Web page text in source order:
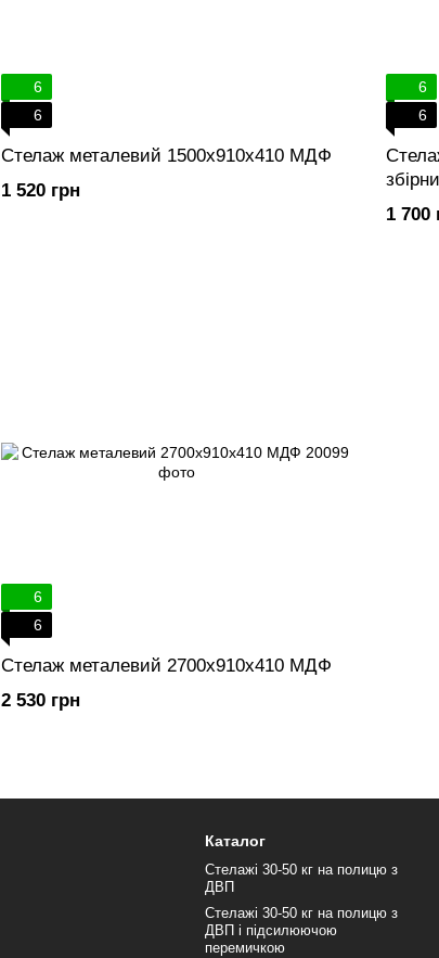
6
6
Стелаж металевий 1500х910х410 МДФ
1 520 грн
6
6
1 700
6
6
Стелаж металевий 2700х910х410 МДФ
2 530 грн
Каталог
Стелажі 30-50 кг на полицю з
ДВП
Стелажі 30-50 кг на полицю з
ДВП і підсилюючою
перемичкою